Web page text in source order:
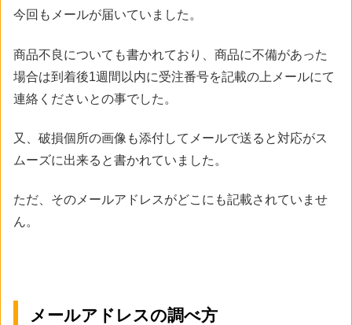
今回もメールが届いていました。
商品不良についても書かれており、商品に不備があった
場合は到着後1週間以内に受注番号を記載の上メールにて
連絡くださいとの事でした。
又、破損個所の画像も添付してメールで送ると対応がス
ムーズに出来ると書かれていました。
ただ、そのメールアドレスがどこにも記載されていませ
ん。
メールアドレスの調べ方